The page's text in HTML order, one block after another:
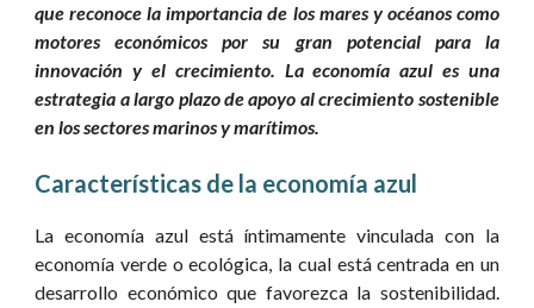
que reconoce la importancia de los mares y océanos como
motores económicos por su gran potencial para la
innovación y el crecimiento. La economía azul es una
estrategia a largo plazo de apoyo al crecimiento sostenible
en los sectores marinos y marítimos.
Características de la economía azul
La economía azul está íntimamente vinculada con la
economía verde o ecológica, la cual está centrada en un
desarrollo económico que favorezca la sostenibilidad.